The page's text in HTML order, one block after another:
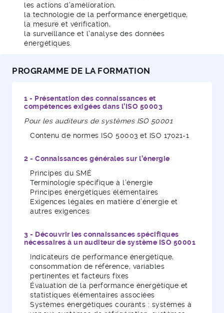
les actions d'amélioration,
la technologie de la performance énergétique,
la mesure et vérification,
la surveillance et l'analyse des données
énergétiques.
PROGRAMME DE LA FORMATION
1 - Présentation des connaissances et
compétences exigées dans l’ISO 50003
Pour les auditeurs de systèmes ISO 50001
Contenu de normes ISO 50003 et ISO 17021-1
2 - Connaissances générales sur l’énergie
Principes du SMÉ
Terminologie spécifique à l’énergie
Principes énergétiques élémentaires
Exigences légales en matière d’énergie et
autres exigences
3 - Découvrir les connaissances spécifiques
nécessaires à un auditeur de système ISO 50001
Indicateurs de performance énergétique,
consommation de référence, variables
pertinentes et facteurs fixes
Évaluation de la performance énergétique et
statistiques élémentaires associées
Systèmes énergétiques courants : systèmes à